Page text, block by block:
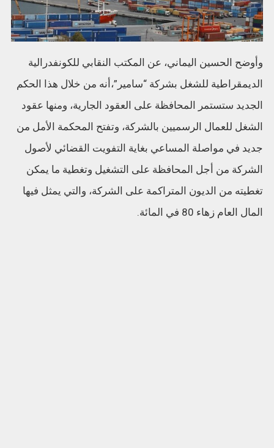
وأوضح الحسين اليماني، عن المكتب النقابي للكونفدرالية
الديمقراطية للشغل بشركة “سامير”،أنه من خلال هذا الحكم
الجديد ستستمر المحافظة على العقود الجارية، ومنها عقود
الشغل للعمال الرسميين بالشركة، وتفتح المحكمة الأمل من
جديد في مواصلة المساعي بغاية التفويت القضائي لأصول
الشركة من أجل المحافظة على التشغيل وتغطية ما يمكن
تغطيته من الديون المتراكمة على الشركة، والتي يمثل فيها
المال العام زهاء 80 في المائة.